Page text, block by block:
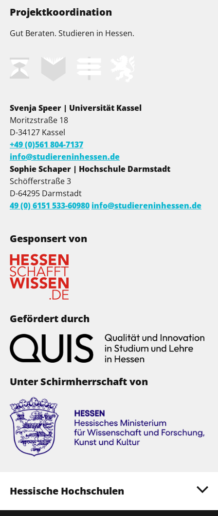
Projektkoordination
Gut Beraten. Studieren in Hessen.
Svenja Speer | Universität Kassel
Moritzstraße 18
D-34127 Kassel
+49 (0)561 804-7137
info@studiereninhessen.de
Sophie Schaper | Hochschule Darmstadt
Schöfferstraße 3
D-64295 Darmstadt
49 (0) 6151 533-60980 info@studiereninhessen.de
Gesponsert von
Gefördert durch
Unter Schirmherrschaft von
Hessische Hochschulen